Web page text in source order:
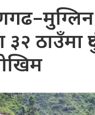
ठाउँमा